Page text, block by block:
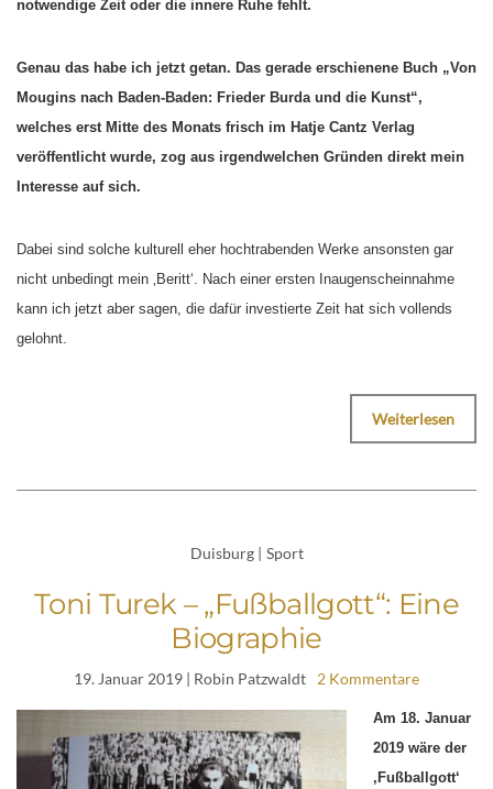
notwendige Zeit oder die innere Ruhe fehlt.
Genau das habe ich jetzt getan. Das gerade erschienene Buch „Von
Mougins nach Baden-Baden: Frieder Burda und die Kunst“,
welches erst Mitte des Monats frisch im Hatje Cantz Verlag
veröffentlicht wurde, zog aus irgendwelchen Gründen direkt mein
Interesse auf sich.
Dabei sind solche kulturell eher hochtrabenden Werke ansonsten gar
nicht unbedingt mein ‚Beritt‘. Nach einer ersten Inaugenscheinnahme
kann ich jetzt aber sagen, die dafür investierte Zeit hat sich vollends
gelohnt.
Weiterlesen
Duisburg | Sport
Toni Turek – „Fußballgott“: Eine
Biographie
19. Januar 2019 | Robin Patzwaldt 2 Kommentare
Am 18. Januar
2019 wäre der
‚Fußballgott‘